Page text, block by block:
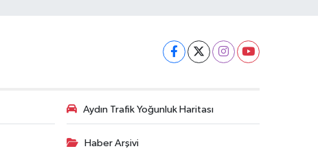
Aydın Trafik Yoğunluk Haritası
Haber Arşivi